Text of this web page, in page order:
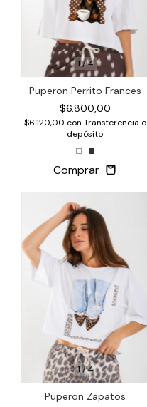
1/4
Puperon Perrito Frances
$6.800,00
$6.120,00 con Transferencia o
depósito
Comprar
1/4
Puperon Zapatos